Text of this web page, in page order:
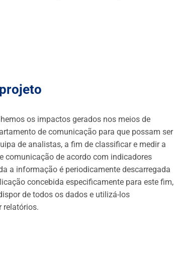
os impactos gerados nos meios de
de comunicação para que possam ser
de analistas, a fim de classificar e medir a
comunicação de acordo com indicadores
a informação é periodicamente descarregada
concebida especificamente para este fim,
de todos os dados e utilizá-los
relatórios.